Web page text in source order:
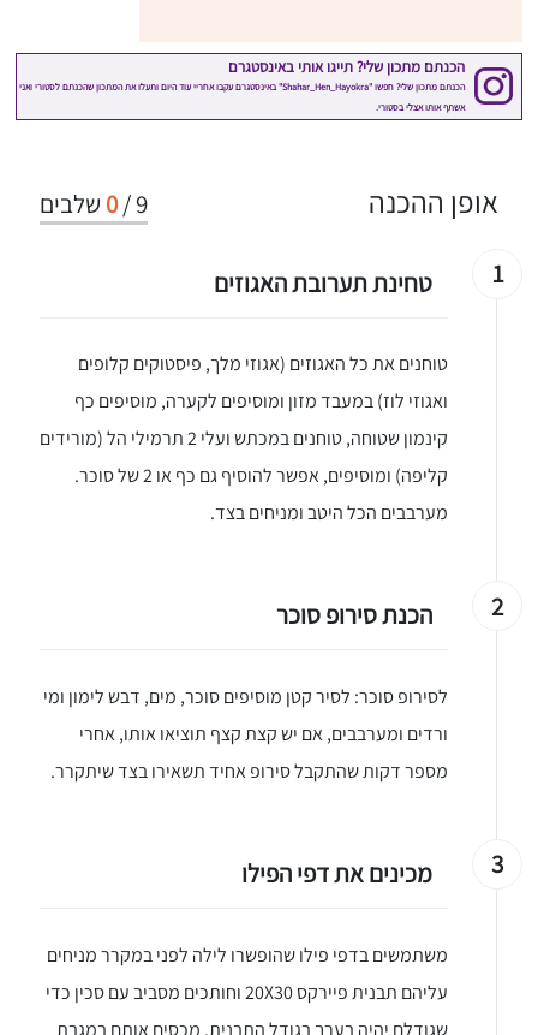
9
/
0 שלבים אופן ההכנה
1 טחינת תערובת האגוזים
טוחנים את כל האגוזים (אגוזי מלך, פיסטוקים קלופים
ואגוזי לוז) במעבד מזון ומוסיפים לקערה, מוסיפים כף
קינמון שטוחה, טוחנים במכתש ועלי 2 תרמילי הל (מורידים
קליפה) ומוסיפים, אפשר להוסיף גם כף או 2 של סוכר.
מערבבים הכל היטב ומניחים בצד.
2 הכנת סירופ סוכר
לסירופ סוכר: לסיר קטן מוסיפים סוכר, מים, דבש לימון ומי
ורדים ומערבבים, אם יש קצת קצף תוציאו אותו, אחרי
מספר דקות שהתקבל סירופ אחיד תשאירו בצד שיתקרר.
3 מכינים את דפי הפילו
משתמשים בדפי פילו שהופשרו לילה לפני במקרר מניחים
עליהם תבנית פיירקס 20X30 וחותכים מסביב עם סכין כדי
שגודלם יהיה בערך בגודל התבנית. מכסים אותם במגבת